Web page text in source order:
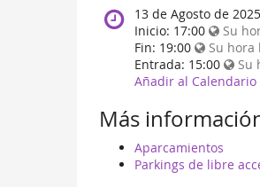
When
does
the
event
happen?
13 de Agosto de 2025
Inicio: 17:00 Su
Fin: 19:00 Su hora
Entrada: 15:00 Su
Añadir al Calendario
Más
Aparcamientos
Parkings de libre